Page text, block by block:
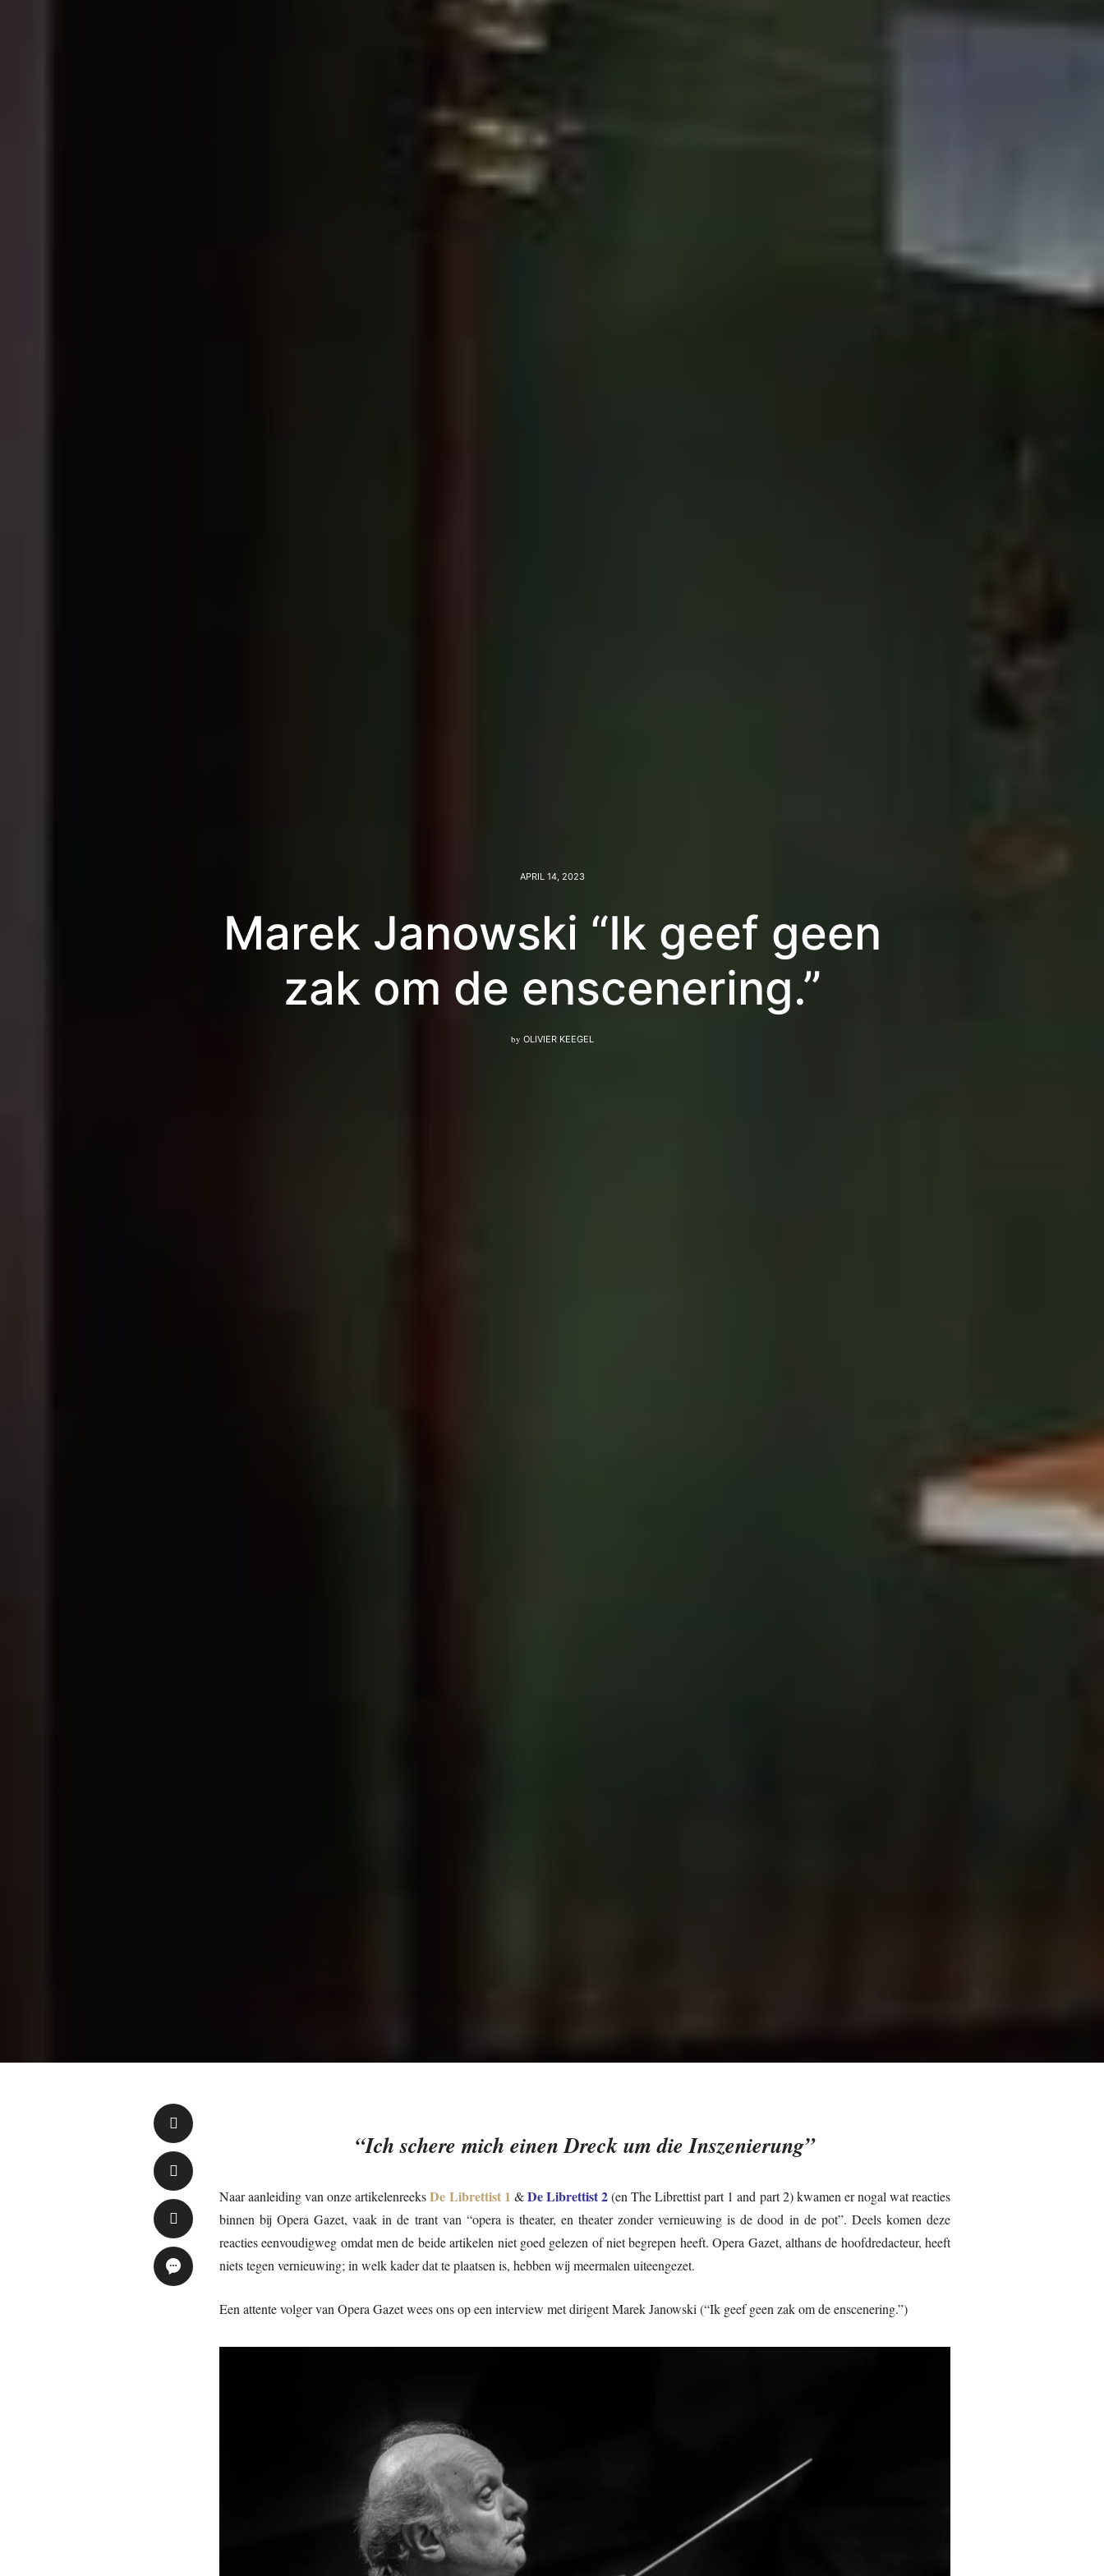
APRIL 14, 2023
Marek Janowski “Ik geef geen
zak om de enscenering.”
by OLIVIER KEEGEL
“Ich schere mich einen Dreck um die Inszenierung”
Naar aanleiding van onze artikelenreeksDe Librettist 1 &De Librettist 2(en The Librettist part 1 and part 2) kwamen er nogal wat reacties
binnen bij Opera Gazet, vaak in de trant van “opera is theater, en theater zonder vernieuwing is de dood in de pot”. Deels komen deze
reacties eenvoudigweg omdat men de beide artikelen niet goed gelezen of niet begrepen heeft. Opera Gazet, althans de hoofdredacteur, heeft
niets tegen vernieuwing; in welk kader dat te plaatsen is, hebben wij meermalen uiteengezet.
Een attente volger van Opera Gazet wees ons op een interview met dirigent Marek Janowski (“Ik geef geen zak om de enscenering.”)